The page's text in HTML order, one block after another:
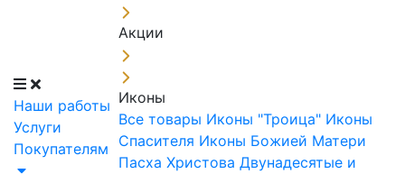
Наши работы
Услуги
Покупателям
Акции
Иконы
Все товары Иконы "Троица" Иконы
Спасителя Иконы Божией Матери
Пасха Христова Двунадесятые и